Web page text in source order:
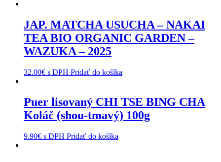
JAP. MATCHA USUCHA – NAKAI
TEA BIO ORGANIC GARDEN –
WAZUKA – 2025
32.00€ s DPH Pridať do košíka
Puer lisovaný CHI TSE BING CHA
Koláč (shou-tmavý) 100g
9.90€ s DPH Pridať do košíka